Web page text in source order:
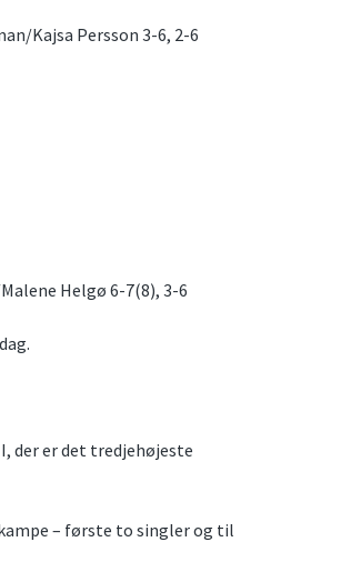
Kajsa Persson 3-6, 2-6
Helgø 6-7(8), 3-6
der er det tredjehøjeste
– første to singler og til